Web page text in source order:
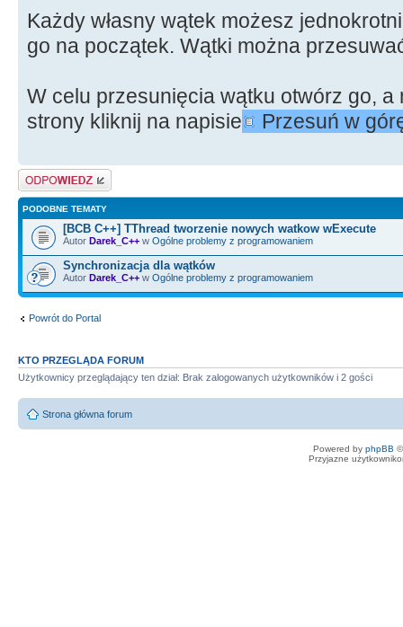
Każdy własny wątek możesz
go na początek. Wątki można
W celu przesunięcia wątku otwórz go,
strony kliknij na napisie
Przesuń w
Odpowiedz
PODOBNE TEMATY
[BCB C++] TThread tworzenie nowych watkow wExecute
Autor Darek_C++ w Ogólne problemy z programowaniem
Synchronizacja dla wątków
Autor Darek_C++ w Ogólne problemy z programowaniem
Powrót do Portal
KTO PRZEGLĄDA FORUM
Użytkownicy przeglądający ten dział: Brak zalogowanych użytkowników i 2 gości
Strona główna forum
Powered by phpBB
Przyjazne